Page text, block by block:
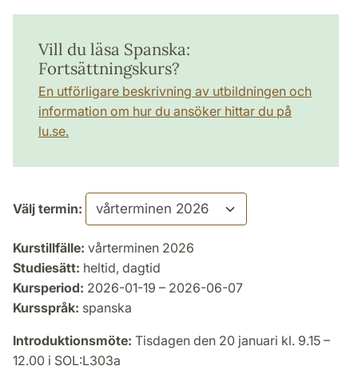
Vill du läsa Spanska:
Fortsättningskurs?
En utförligare beskrivning av utbildningen och
information om hur du ansöker hittar du på
lu.se.
Välj termin:
Kurstillfälle: vårterminen 2026
Studiesätt: heltid, dagtid
Kursperiod: 2026-01-19 – 2026-06-07
Kursspråk: spanska
Introduktionsmöte: Tisdagen den 20 januari kl. 9.15 –
12.00 i SOL:L303a